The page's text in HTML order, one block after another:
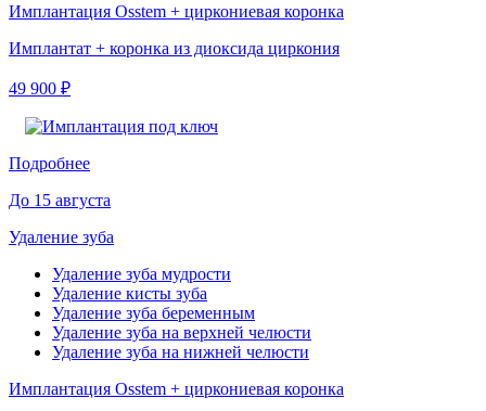
Имплантация Osstem + циркониевая коронка
Имплантат + коронка из диоксида циркония
49 900 ₽
Подробнее
До 15 августа
Удаление зуба
Удаление зуба мудрости
Удаление кисты зуба
Удаление зуба беременным
Удаление зуба на верхней челюсти
Удаление зуба на нижней челюсти
Имплантация Osstem + циркониевая коронка